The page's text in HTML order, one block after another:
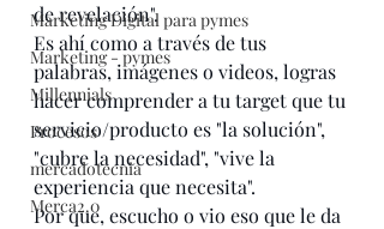
Marketing Digital para pymes
Marketing - pymes
Millennials
Procesos
mercadotecnia
Merca2.0
de revelación".
Es ahí como a través de tus
palabras, imágenes o videos, logras
hacer comprender a tu target que tu
servicio/producto es "la solución",
"cubre la necesidad", "vive la
experiencia que necesita".
Por que, escucho o vio eso que le da